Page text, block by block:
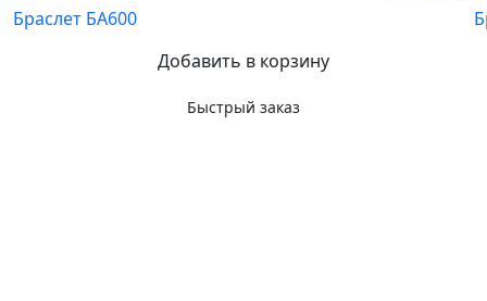
Браслет БА600
Добавить в корзину
Быстрый заказ